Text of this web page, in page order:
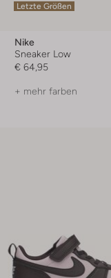
Letzte Größen
Nike
Sneaker Low
€ 64,95
+ mehr farben